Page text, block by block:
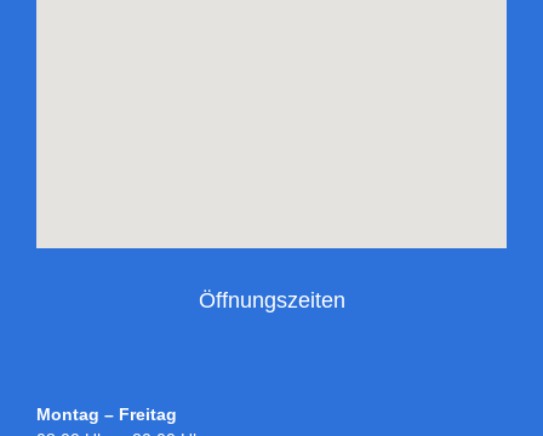
Öffnungszeiten
Montag – Freitag